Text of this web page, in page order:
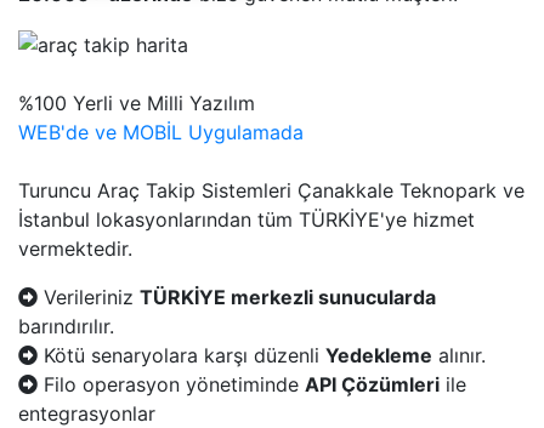
%100 Yerli ve Milli Yazılım
WEB'de ve MOBİL Uygulamada
Turuncu Araç Takip Sistemleri Çanakkale Teknopark ve
İstanbul lokasyonlarından tüm TÜRKİYE'ye hizmet
vermektedir.
Verileriniz TÜRKİYE merkezli sunucularda
barındırılır.
Kötü senaryolara karşı düzenli Yedekleme alınır.
Filo operasyon yönetiminde API Çözümleri ile
entegrasyonlar